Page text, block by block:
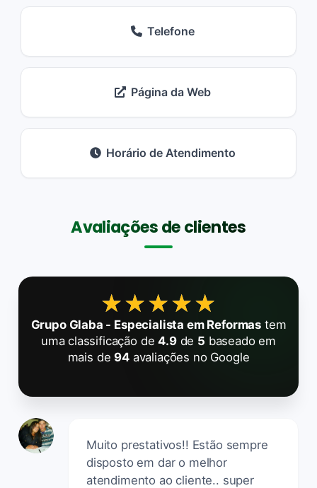
Telefone
Página da Web
Horário de Atendimento
Avaliações de clientes
★★★★★
★★★★★
Grupo Glaba - Especialista em Reformas tem
uma classificação de4.9de 5 baseado em
mais de 94avaliações no Google
Muito prestativos!! Estão sempre
disposto em dar o melhor
atendimento ao cliente.. super